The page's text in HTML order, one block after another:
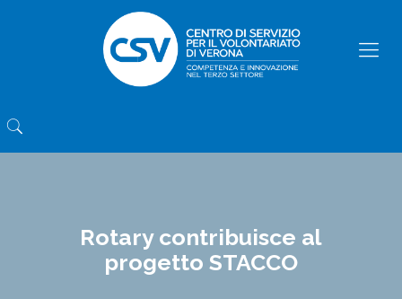
Rotary contribuisce al
progetto STACCO